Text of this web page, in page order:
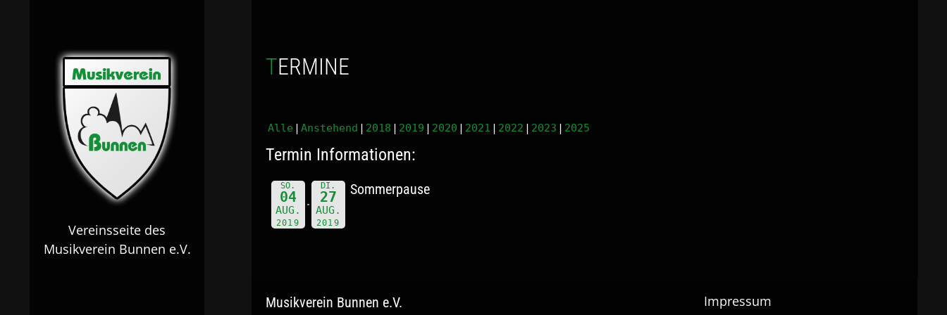
Vereinsseite des
Musikverein Bunnen e.V.
TERMINE
Alle Anstehend 2018 2019 2020 2021 2022 2023 2025
Termin Informationen:
SO.
04
AUG.
2019
DI.
27
AUG.
2019
Sommerpause
Musikverein Bunnen e.V.
Impressum